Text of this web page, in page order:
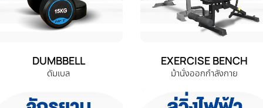
DUMBBELL
ดัมเบล
EXERCISE BENCH
ม้านั่งออกกำลังกาย